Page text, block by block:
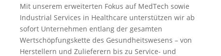
Mit unserem erweiterten Fokus auf MedTech sowie
Industrial Services in Healthcare unterstützen wir ab
sofort Unternehmen entlang der gesamten
Wertschöpfungskette des Gesundheitswesens – von
Herstellern und Zulieferern bis zu Service- und